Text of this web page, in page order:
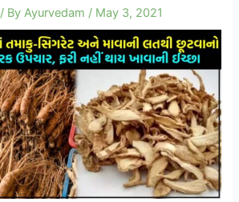
/ ByAyurvedam / May 3, 2021